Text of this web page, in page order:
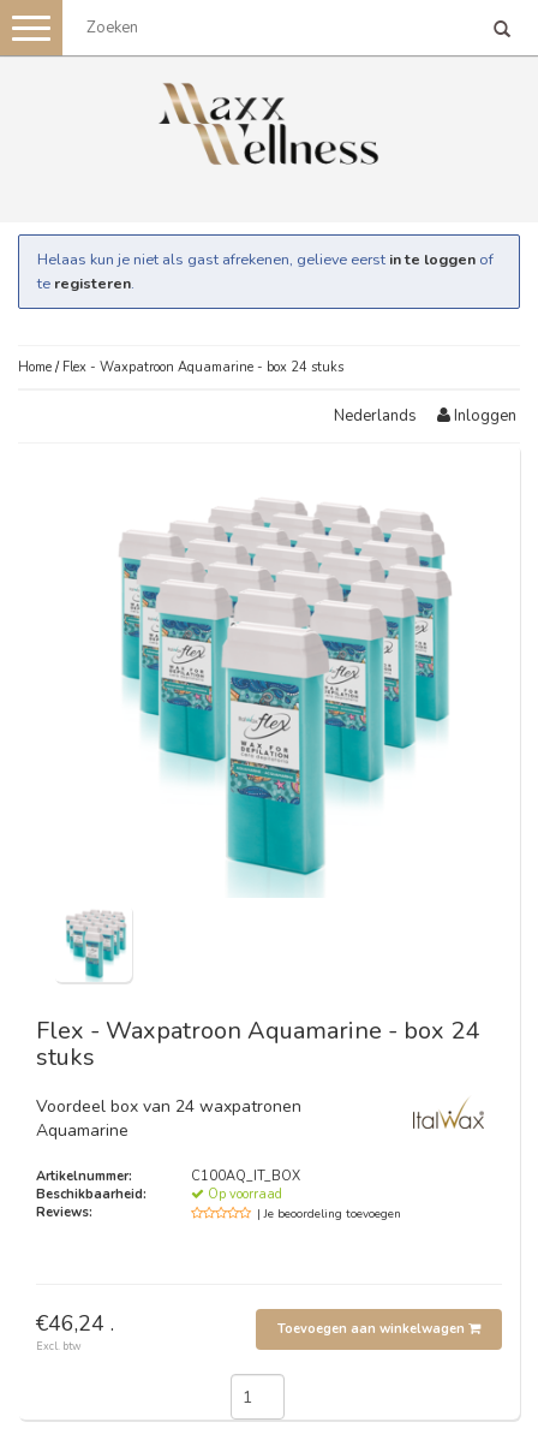
Toggle
navigation
Helaas kun je niet als gast afrekenen, gelieve eerst in te loggen of
te registeren.
Home / Flex - Waxpatroon Aquamarine - box 24 stuks
Nederlands Inloggen
Flex - Waxpatroon Aquamarine - box 24
stuks
Voordeel box van 24 waxpatronen
Aquamarine
Artikelnummer:
C100AQ_IT_BOX
Beschikbaarheid:
Op voorraad
Reviews:
| Je beoordeling toevoegen
€46,24 .
Excl. btw
Toevoegen aan winkelwagen